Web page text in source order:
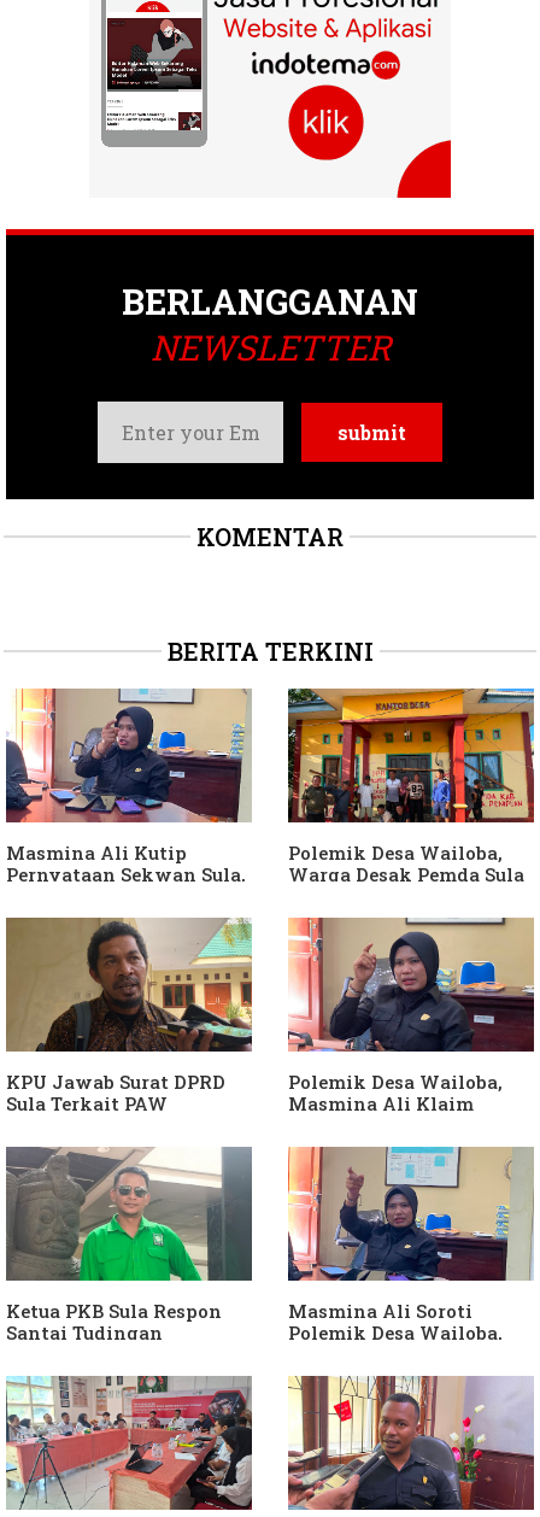
BERLANGGANAN
NEWSLETTER
KOMENTAR
BERITA TERKINI
Masmina Ali Kutip
Pernyataan Sekwan Sula,
Diduga Jadikan
Keponakan "ATM
Berjalan"
Polemik Desa Wailoba,
Warga Desak Pemda Sula
APH Usut Dugaan
Penyimpangan Dana Desa
KPU Jawab Surat DPRD
Sula Terkait PAW
Hanura
Polemik Desa Wailoba,
Masmina Ali Klaim
Keterlibatan Ketua PKB
Sula
Ketua PKB Sula Respon
Santai Tudingan
Dia Kangen Saya
Masmina Ali Soroti
Polemik Desa Wailoba,
Keterlibatan Ketua PKB
Sula